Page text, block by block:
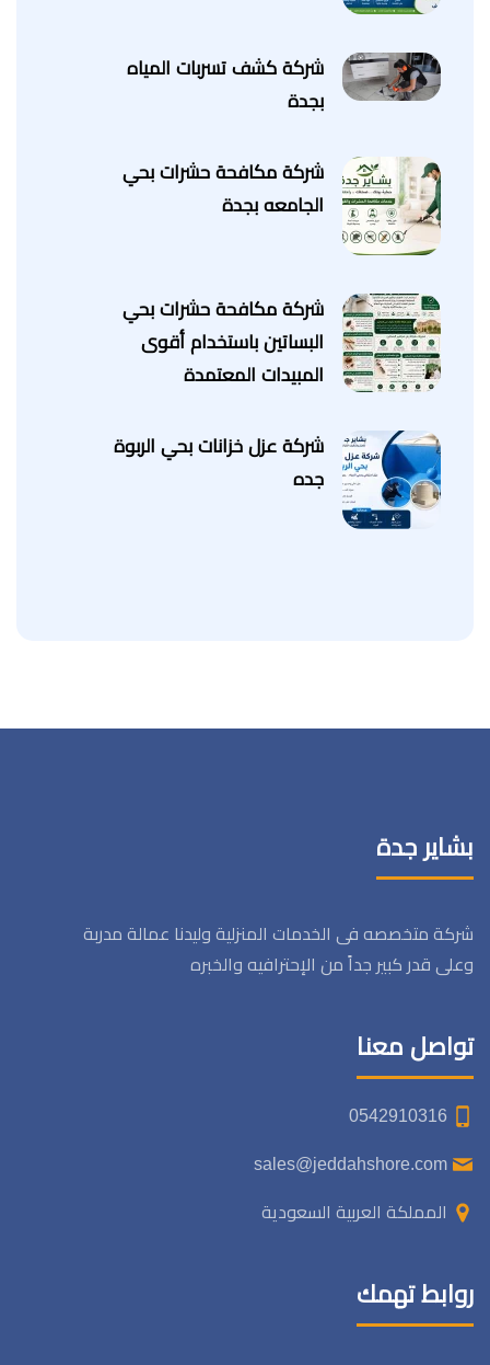
شركة كشف تسربات المياه
بجدة
شركة مكافحة حشرات بحي
الجامعه بجدة
شركة مكافحة حشرات بحي
البساتين باستخدام أقوى
المبيدات المعتمدة
شركة عزل خزانات بحي الربوة
جده
بشاير جدة
شركة متخصصه فى الخدمات المنزلية وليدنا عمالة مدربة
وعلى قدر كبير جداً من الإحترافيه والخبره
تواصل معنا
المملكة العربية السعودية
روابط تهمك